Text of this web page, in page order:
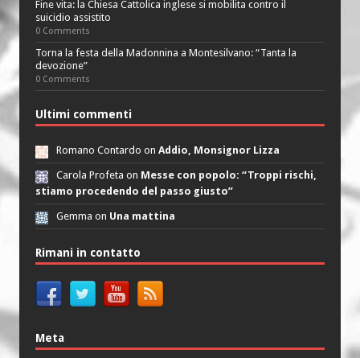
Fine vita: la Chiesa Cattolica inglese si mobilita contro il
suicidio assistito
0 Comments
Torna la festa della Madonnina a Montesilvano: “Tanta la
devozione”
0 Comments
Ultimi commenti
Romano Contardo on Addio, Monsignor Lizza
Carola Profeta on Messe con popolo: “Troppi rischi,
stiamo procedendo del passo giusto”
Gemma on Una mattina
Rimani in contatto
Meta